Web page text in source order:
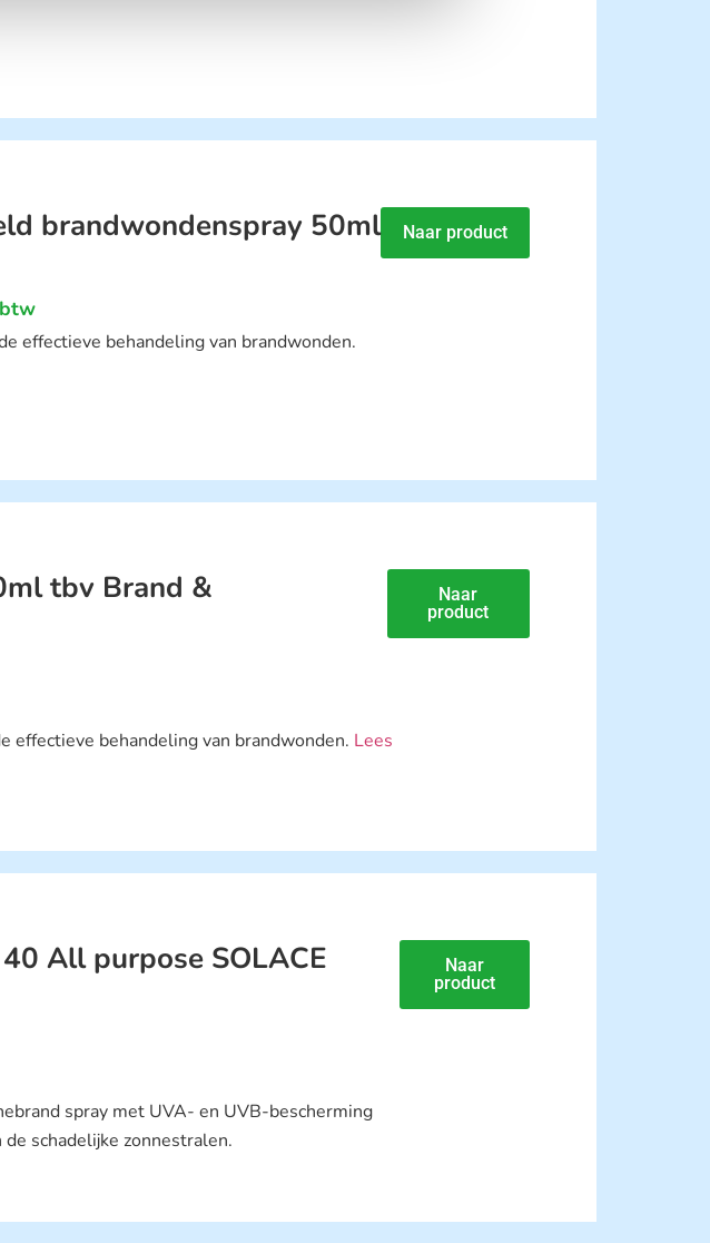
Naar product
brandwondenspray 50ml
effectieve behandeling van brandwonden.
Naar
product
tbv Brand &
effectieve behandeling van brandwonden. Lees
Naar
product
All purpose SOLACE
spray met UVA- en UVB-bescherming
schadelijke zonnestralen.